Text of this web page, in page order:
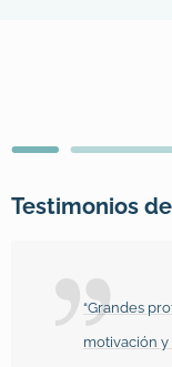
Testimonios
“Grandes
motivación